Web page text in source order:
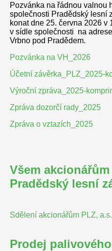
Pozvánka na řádnou valnou
společnosti Pradědský lesní
konat dne 25. června 2026 v
v sídle společnosti na
Vrbno pod Pradědem.
Pozvánka na VH_2026
Účetní závěrka_PLZ_2025-
Výroční zpráva_2025-
Zpráva dozorčí rady_2025
Zpráva o vztazích_2025
Všem
Pradědský lesní
Sdělení akcionářům PLZ, a.s.
Prodej